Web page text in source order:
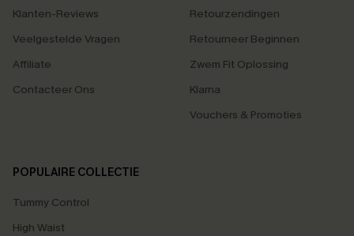
Klanten-Reviews
Veelgestelde Vragen
Affiliate
Contacteer Ons
Retourzendingen
Retourneer Beginnen
Zwem Fit Oplossing
Klarna
Vouchers & Promoties
POPULAIRE COLLECTIE
Tummy Control
High Waist